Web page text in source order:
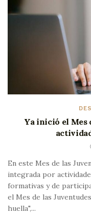
Ya inició el Mes
En este Mes de las
integrada por
formativas y de
el Mes de las
huella",...